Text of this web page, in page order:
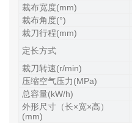
裁布宽度(mm)
裁布角度(°)
裁刀行程(mm)
定长方式
裁刀转速(r/min)
压缩空气压力(MPa)
总容量(kW/h)
外形尺寸（长×宽×高）
(mm)